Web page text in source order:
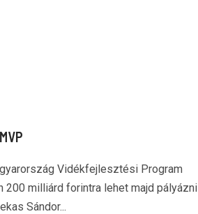
Vidékfejlesztési Program
200 milliárd forintra lehet majd pályázni
Sándor...